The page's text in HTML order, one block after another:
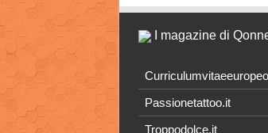
I magazine di
Passionetattoo.it
Troppodolce.it